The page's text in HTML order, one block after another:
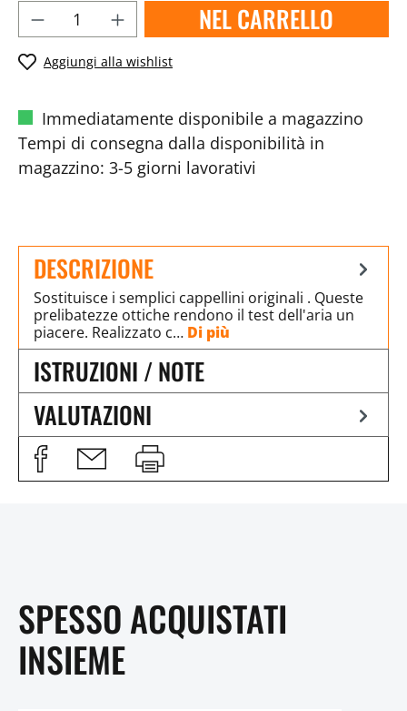
NEL CARRELLO
Aggiungi alla wishlist
Immediatamente disponibile a magazzino
Tempi di consegna dalla disponibilità in
magazzino: 3-5 giorni lavorativi
DESCRIZIONE
Sostituisce i semplici cappellini originali . Queste
prelibatezze ottiche rendono il test dell'aria un
piacere. Realizzato c… Di più
ISTRUZIONI / NOTE
VALUTAZIONI
SPESSO ACQUISTATI
INSIEME